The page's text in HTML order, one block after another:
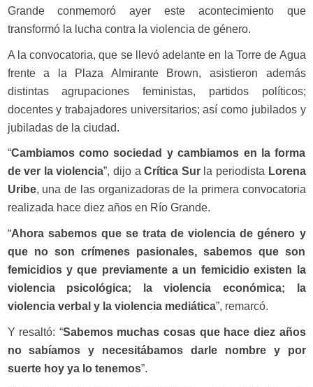
Grande conmemoró ayer este acontecimiento que
transformó la lucha contra la violencia de género.
A la convocatoria, que se llevó adelante en la Torre de Agua
frente a la Plaza Almirante Brown, asistieron además
distintas agrupaciones feministas, partidos políticos;
docentes y trabajadores universitarios; así como jubilados y
jubiladas de la ciudad.
“Cambiamos como sociedad y cambiamos en la forma
de ver la violencia”, dijo aCrítica Surla periodista Lorena
Uribe, una de las organizadoras de la primera convocatoria
realizada hace diez años en Río Grande.
“Ahora sabemos que se trata de violencia de género y
que no son crímenes pasionales, sabemos que son
femicidios y que previamente a un femicidio existen la
violencia psicológica; la violencia económica; la
violencia verbal y la violencia mediática”, remarcó.
Y resaltó: “Sabemos muchas cosas que hace diez años
no sabíamos y necesitábamos darle nombre y por
suerte hoy ya lo tenemos”.